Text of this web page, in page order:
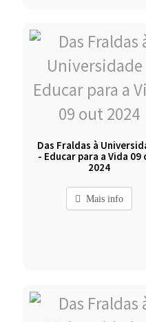
Das Fraldas à
- Educar para a Vida 09
2024
Mais info